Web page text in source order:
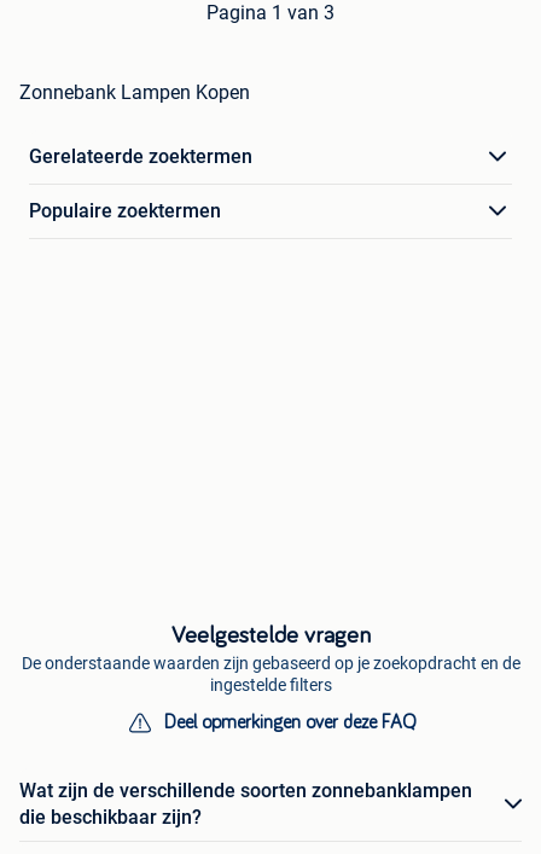
Pagina 1 van 3
Zonnebank Lampen Kopen
Gerelateerde zoektermen
Populaire zoektermen
Veelgestelde vragen
De onderstaande waarden zijn gebaseerd op je zoekopdracht en de
ingestelde filters
Deel opmerkingen over deze FAQ
Wat zijn de verschillende soorten zonnebanklampen
die beschikbaar zijn?